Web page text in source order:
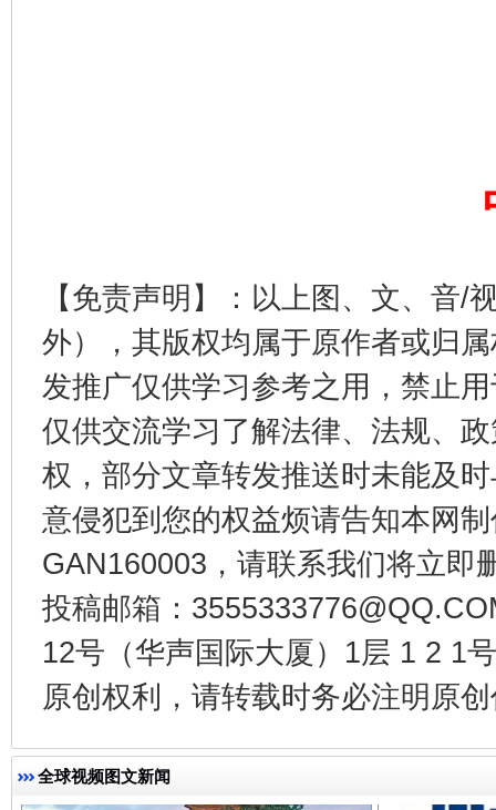
【免责声明】：以上图、文、音/
外），其版权均属于原作者或归
发推广仅供学习参考之用，禁止
仅供交流学习了解法律、法规、
权，部分文章转发推送时未能及
意侵犯到您的权益烦请告知本网
GAN160003，请联系我们将立即
投稿邮箱：
12号（华声国际大厦）1层 1 2 1
原创权利，请转载时务必注明原
全球视频图文新闻
东山县通报“牛蛙产品抗生素超标问题” 法